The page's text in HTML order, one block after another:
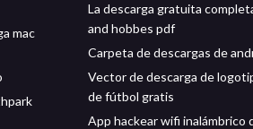
mac
La descarga gratuita
and hobbes pdf
Carpeta de descargas de
Vector de descarga de
de fútbol gratis
App hackear wifi inalámbrico